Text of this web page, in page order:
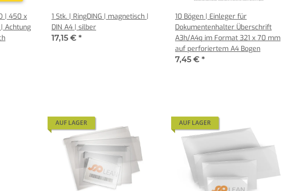
| 450 x
Achtung
1 Stk. | RingDING | magnetisch |
DIN A4 | silber
17,15 € *
10 Bögen | Einleger für
Dokumentenhalter Überschrift
A3h/A4q im Format 321 x 70 mm
auf perforiertem A4 Bogen
7,45 € *
AUF LAGER AUF LAGER